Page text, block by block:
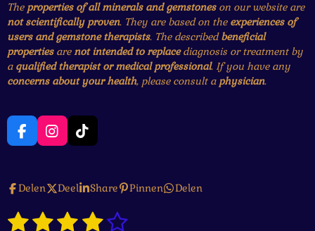
The properties of all minerals and gemstoneson our website are
not scientifically proven. They are based on the experiences of
users and gemstone therapists. The describedbeneficial
propertiesarenot intended to replacediagnosis or treatment by
a qualified therapist or medical professional. If you have any
concerns about your health, please consult a physician.
F
a
b
o
I
n
a
r
T
i
o
Delen Deel Share Pinnen Delen
R
1 2 3 4 5
S